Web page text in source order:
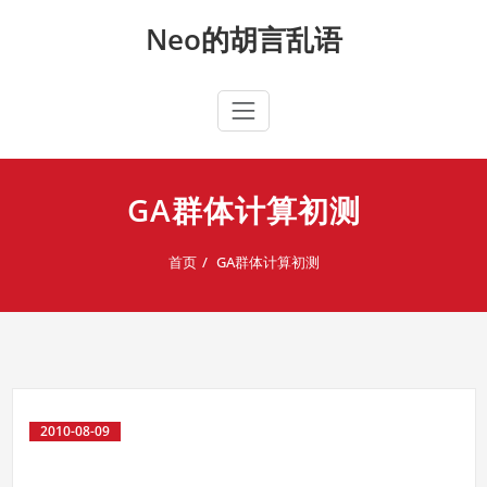
Neo的胡言乱语
GA群体计算初测
首页 GA群体计算初测
2010-08-09